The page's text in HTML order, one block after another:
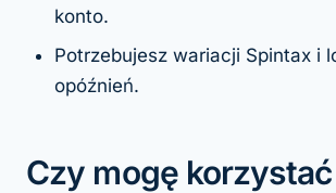
konto.
Potrzebujesz wariacji Spintax i
opóźnień.
Czy mogę